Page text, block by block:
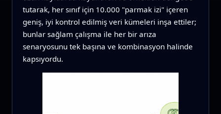
tutarak, her sınıf için 10.000 "parmak izi" içeren
geniş, iyi kontrol edilmiş veri kümeleri inşa ettiler;
bunlar sağlam çalışma ile her bir arıza
senaryosunu tek başına ve kombinasyon halinde
kapsıyordu.